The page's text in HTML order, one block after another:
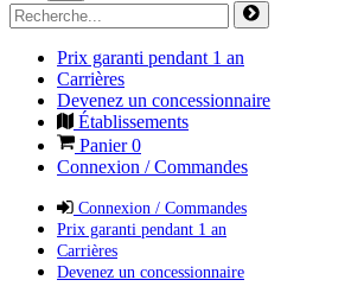
Prix garanti pendant 1 an
Carrières
Devenez un concessionnaire
Établissements
Panier0
Connexion / Commandes
Connexion / Commandes
Prix garanti pendant 1 an
Carrières
Devenez un concessionnaire